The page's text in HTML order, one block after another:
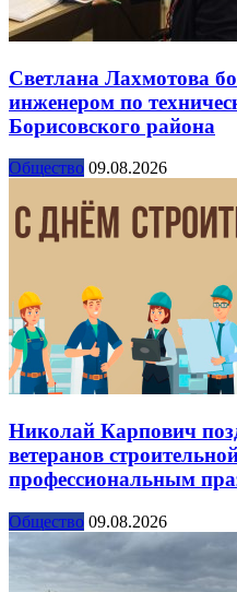
Светлана Лахмотова
инженером по
Борисовского района
Общество 09.08.2026
Николай Карпович
ветеранов
профессиональным
Общество 09.08.2026